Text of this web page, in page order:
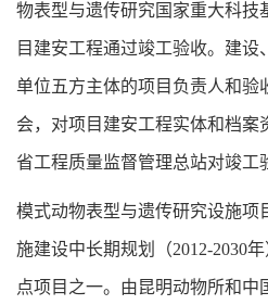
物表型与遗传研究国家重大科技
目建安工程通过竣工验收。建
单位五方主体的项目负责人和验
会，对项目建安工程实体和档案
省工程质量监督管理总站对竣工
模式动物表型与遗传研究设施项
施建设中长期规划（2012-2030
点项目之一。由昆明动物所和中